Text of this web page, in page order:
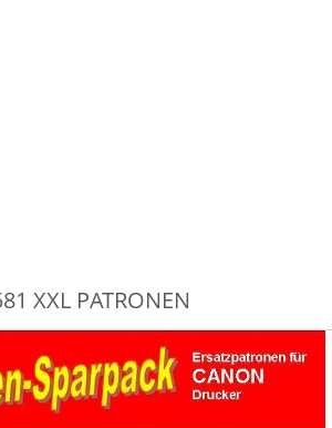
XXL PATRONEN